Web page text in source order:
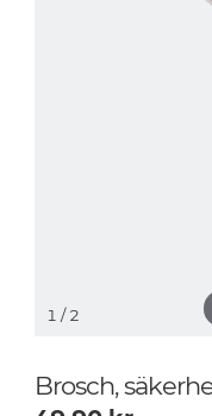
1 / 2
Brosch,